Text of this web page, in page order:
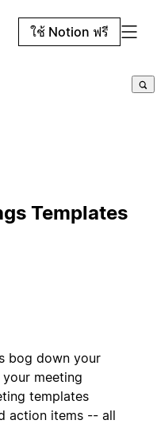
ใช้ Notion ฟรี
Templates
bog down your
meeting
templates
action items -- all